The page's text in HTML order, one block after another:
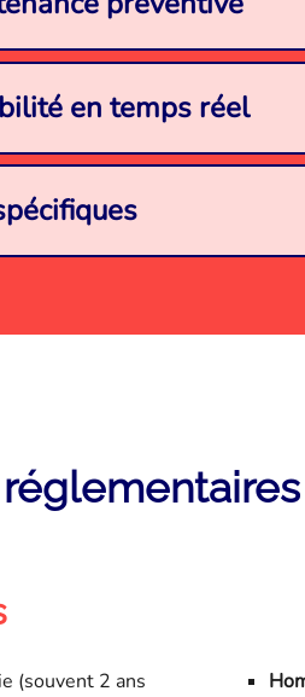
en temps réel
(souvent 2 ans